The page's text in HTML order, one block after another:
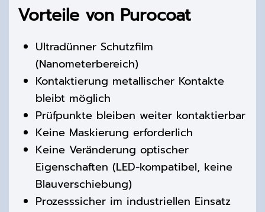
Vorteile von Purocoat
Ultradünner Schutzfilm
(Nanometerbereich)
Kontaktierung metallischer Kontakte
bleibt möglich
Prüfpunkte bleiben weiter kontaktierbar
Keine Maskierung erforderlich
Keine Veränderung optischer
Eigenschaften (LED-kompatibel, keine
Blauverschiebung)
Prozesssicher im industriellen Einsatz